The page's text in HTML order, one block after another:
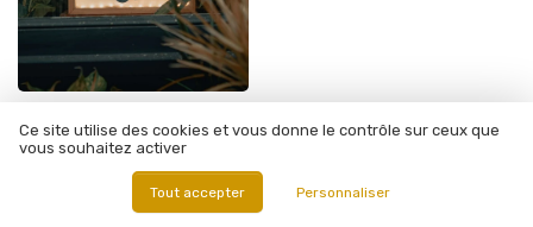
Exploration de la zone
Ce site utilise des cookies et vous donne le contrôle sur ceux que
vous souhaitez activer
Tout accepter Personnaliser